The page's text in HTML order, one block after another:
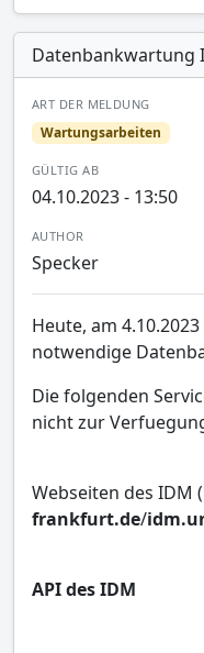
Datenbankwartung
ART DER MELDUNG
Wartungsarbeiten
GÜLTIG AB
04.10.2023 - 13:50
AUTHOR
Specker
Heute, am
notwendige
Die folgenden
nicht zur
Webseiten des IDM (
frankfurt.de/
API des IDM